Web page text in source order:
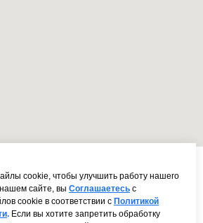
cookie, чтобы улучшить работу нашего
сайте, вы Соглашаетесь с
cookie в соответствии с Политикой
. Если вы хотите запретить обработку